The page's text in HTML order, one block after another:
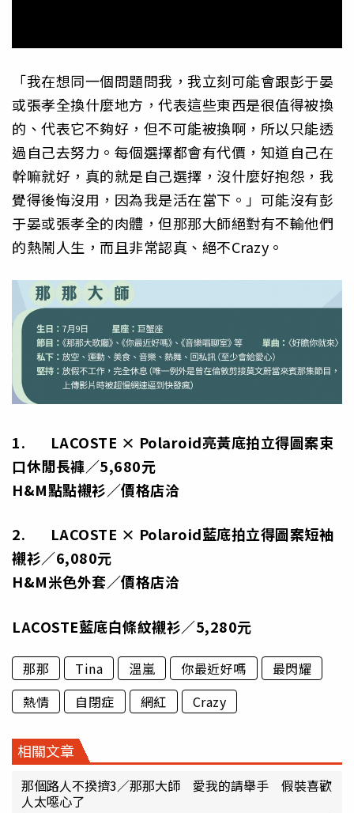
「我在想同一個問題問我，我立刻可能會跟彭于晏
或張孝全換什麼地方，代表這些東西是很值得被換
的、代表它不夠好，但不可能被換啊，所以只能透
過自己去努力。每個選擇都會有代價，知道自己在
幹嘛就好，真的就是自己選擇，沒什麼好抱怨，我
覺得後悔沒用，因為我是活在當下。」可能沒有彭
于晏或張孝全的肉體，但那那大師絕對有不輸他們
的熱鬧人生，而且非常認真、絕不Crazy。
1. LACOSTE × Polaroid亮黃底拍立得圖案束
口休閒長褲／5,680元
H&M點點襯衫／價格店洽
2. LACOSTE × Polaroid藍底拍立得圖案短袖
襯衫／6,080元
H&M米色外套／價格店洽
LACOSTE藍底白條紋襯衫／5,280元
那那 Tina 溫嵐 你最近好嗎
最閃耀
熱情
自閉症 網紅 Crazy
相關文章
那個路人不揆擠3／那那大師 愛我的請舉手 假裝喜歡
人太噁心了